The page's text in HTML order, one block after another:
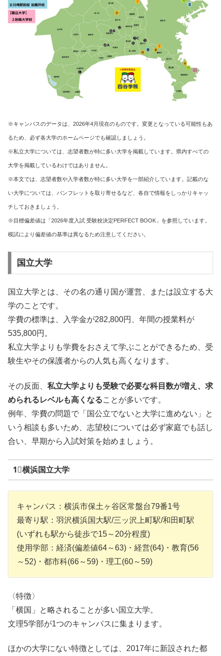
※キャンパスのデータは、2026年4月現在のものです。変更となっている可能性もあ
るため、必ず各大学のホームページでも確認しましょう。
※私立大学については、志望者数が特に多い大学を掲載しています。県内すべての
大学を掲載しているわけではありません。
※本文では、志望者数や入学者数が特に多い大学を一部紹介しています。記載のな
い大学については、パンフレットを取り寄せるなど、各自で情報をしっかりキャッ
チしておきましょう。
※目標偏差値は「2026年度入試 受験校決定PERFECT BOOK」を参照しています。
模試により偏差値の基準は異なるため注意してください。
国立大学
国立大学とは、その名の通り国が運営、または設立する大
学のことです。
学費の標準は、入学金が282,800円、年間の授業料が
535,800円。
私立大学よりも学費をおさえて学ぶことができるため、受
験生やその保護者からの人気も高くなります。
その反面、 私立大学よりも受験で必要な科目数が増え、求
められるレベルも高くなることが多いです。
例年、学費の問題で「国公立でないと大学に進めない」と
いう相談も多いため、志望校については必ず家庭でも話し
合い、早期から入試対策を始めましょう。
1⃣横浜国立大学
キャンパス：横浜市保土ヶ谷区常盤台79番1号
最寄り駅：羽沢横浜国大駅/三ッ沢上町駅/和田町駅
(いずれも駅から徒歩で15～20分程度)
使用学部：経済(偏差値64～63)・経営(64)・教育(56
～52)・都市科(66～59)・理工(60～59)
〈特徴〉
「横国」と略されることが多い国立大学。
文理5学部が1つのキャンパスに集まります。
ほかの大学にない特徴としては、2017年に新設された都